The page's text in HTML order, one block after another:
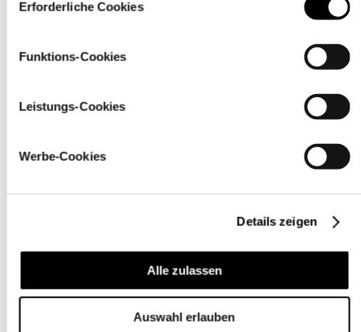
über den Link „Cookie-Einstellungen
Erforderliche Cookies
Funktions-Cookies
Leistungs-Cookies
Werbe-Cookies
Details zeigen
Alle zulassen
Auswahl erlauben
Pflegehinweise